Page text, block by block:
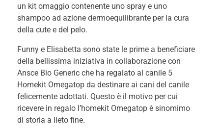
un kit omaggio contenente uno spray e uno
shampoo ad azione dermoequilibrante per la cura
della cute e del pelo.
Funny e Elisabetta sono state le prime a beneficiare
della bellissima iniziativa in collaborazione con
Ansce Bio Generic che ha regalato al canile 5
Homekit Omegatop da destinare ai cani del canile
felicemente adottati. Questo è il motivo per cui
ricevere in regalo l’homekit Omegatop è sinomimo
di storia a lieto fine.